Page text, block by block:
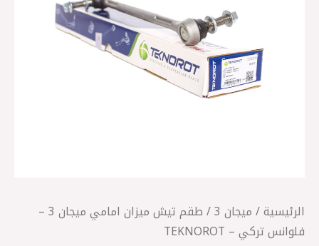
الرئيسية/ ميجان 3
/ طقم تيش ميزان امامي ميجان 3 –
فلوانس تركي – TEKNOROT